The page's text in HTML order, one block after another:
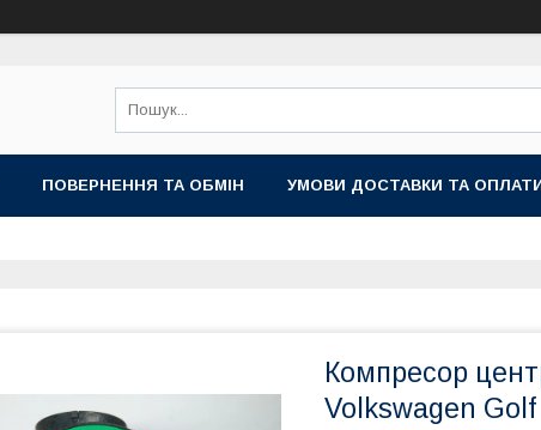
ПОВЕРНЕННЯ ТА ОБМІН УМОВИ ДОСТАВКИ ТА
Компресор
Volkswagen